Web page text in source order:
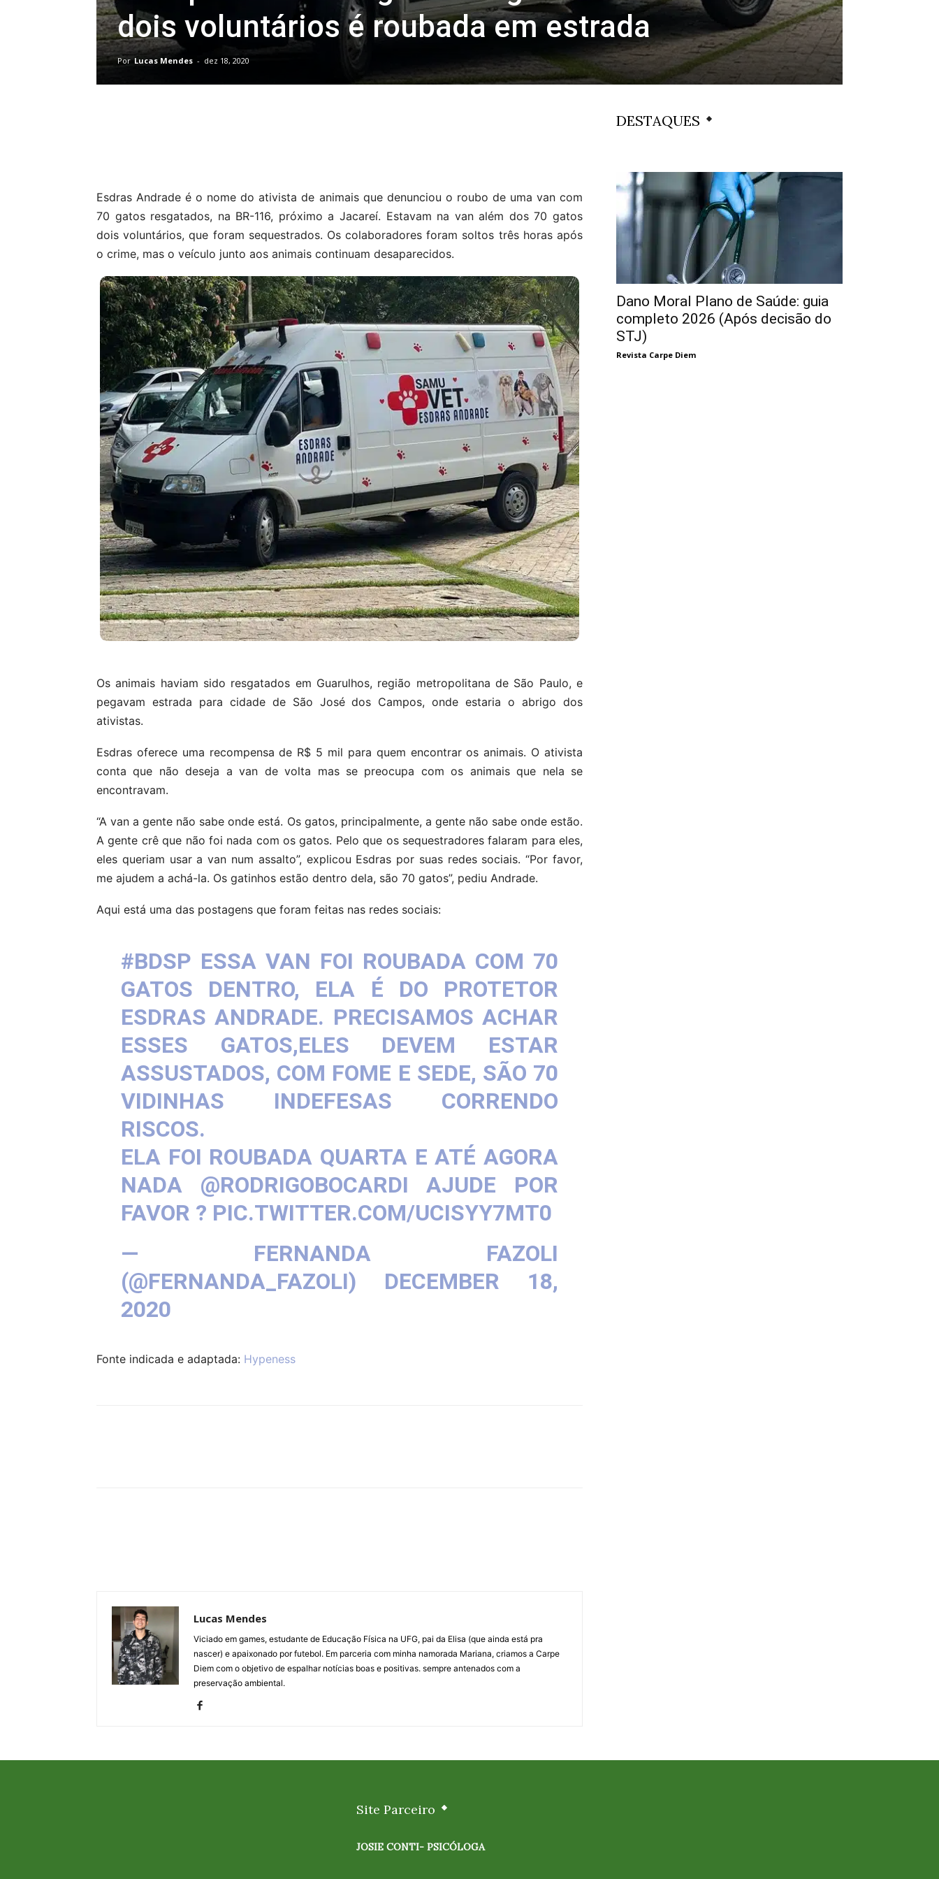
dois voluntários é roubada em estrada
Por Lucas Mendes - dez 18, 2020
Esdras Andrade é o nome do ativista de animais que denunciou o roubo de uma van com
70 gatos resgatados, na BR-116, próximo a Jacareí. Estavam na van além dos 70 gatos
dois voluntários, que foram sequestrados. Os colaboradores foram soltos três horas após
o crime, mas o veículo junto aos animais continuam desaparecidos.
Os animais haviam sido resgatados em Guarulhos, região metropolitana de São Paulo, e
pegavam estrada para cidade de São José dos Campos, onde estaria o abrigo dos
ativistas.
Esdras oferece uma recompensa de R$ 5 mil para quem encontrar os animais. O ativista
conta que não deseja a van de volta mas se preocupa com os animais que nela se
encontravam.
“A van a gente não sabe onde está. Os gatos, principalmente, a gente não sabe onde estão.
A gente crê que não foi nada com os gatos. Pelo que os sequestradores falaram para eles,
eles queriam usar a van num assalto”, explicou Esdras por suas redes sociais. “Por favor,
me ajudem a achá-la. Os gatinhos estão dentro dela, são 70 gatos”, pediu Andrade.
Aqui está uma das postagens que foram feitas nas redes sociais:
#BDSP ESSA VAN FOI ROUBADA COM 70
GATOS DENTRO, ELA É DO PROTETOR
ESDRAS ANDRADE. PRECISAMOS ACHAR
ESSES GATOS,ELES DEVEM ESTAR
ASSUSTADOS, COM FOME E SEDE, SÃO 70
VIDINHAS INDEFESAS CORRENDO
RISCOS.
ELA FOI ROUBADA QUARTA E ATÉ AGORA
NADA @RODRIGOBOCARDI AJUDE POR
FAVOR ? PIC.TWITTER.COM/UCISYY7MT0
— FERNANDA FAZOLI
(@FERNANDA_FAZOLI) DECEMBER 18,
2020
Fonte indicada e adaptada: Hypeness
Lucas Mendes
Viciado em games, estudante de Educação Física na UFG, pai da Elisa (que ainda está pra
nascer) e apaixonado por futebol. Em parceria com minha namorada Mariana, criamos a Carpe
Diem com o objetivo de espalhar notícias boas e positivas. sempre antenados com a
preservação ambiental.
DESTAQUES
Dano Moral Plano de Saúde: guia
completo 2026 (Após decisão do
STJ)
Revista Carpe Diem
Site Parceiro
JOSIE CONTI- PSICÓLOGA